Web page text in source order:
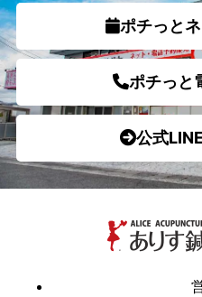
ポチっと
ポチっと
公式